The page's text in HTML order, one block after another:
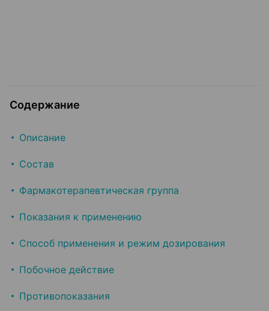
Содержание
Описание
Состав
Фармакотерапевтическая группа
Показания к применению
Способ применения и режим дозирования
Побочное действие
Противопоказания